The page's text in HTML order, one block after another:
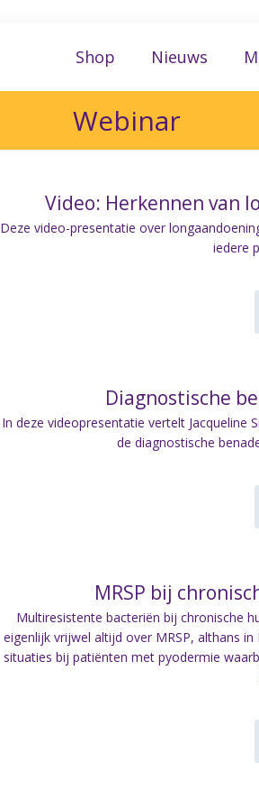
Shop Nieuws
Webinar
Video: Herkennen van
Deze video-presentatie over
iedere
Diagnostische
In deze videopresentatie vertelt Jacqueline
de diagnostische
MRSP bij
Multiresistente bacteriën bij chronische
eigenlijk vrijwel altijd over MRSP, althans
situaties bij patiënten met pyodermie